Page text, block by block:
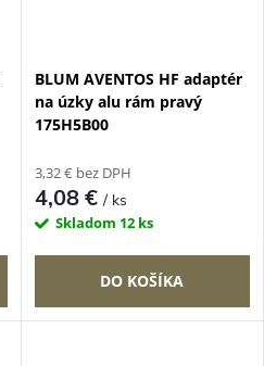
BLUM AVENTOS HF adaptér
na úzky alu rám pravý
175H5B00
3,32 € bez DPH
4,08 €/ ks
Skladom 12 ks
DO KOŠÍKA